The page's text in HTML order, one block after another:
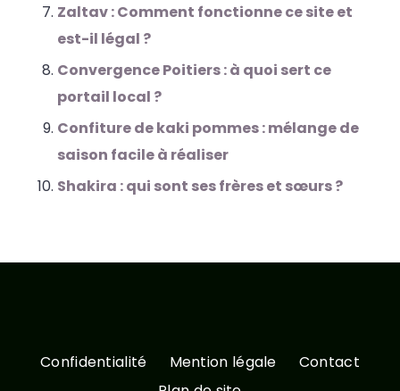
Zaltav : Comment fonctionne ce site et
est-il légal ?
Convergence Poitiers : à quoi sert ce
portail local ?
Confiture de kaki pommes : mélange de
saison facile à réaliser
Shakira : qui sont ses frères et sœurs ?
Confidentialité Mention légale
Contact